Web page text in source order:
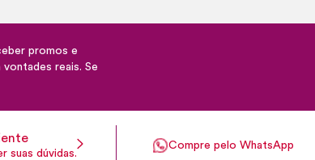
promos e
reais. Se
suas dúvidas.
Compre pelo WhatsApp